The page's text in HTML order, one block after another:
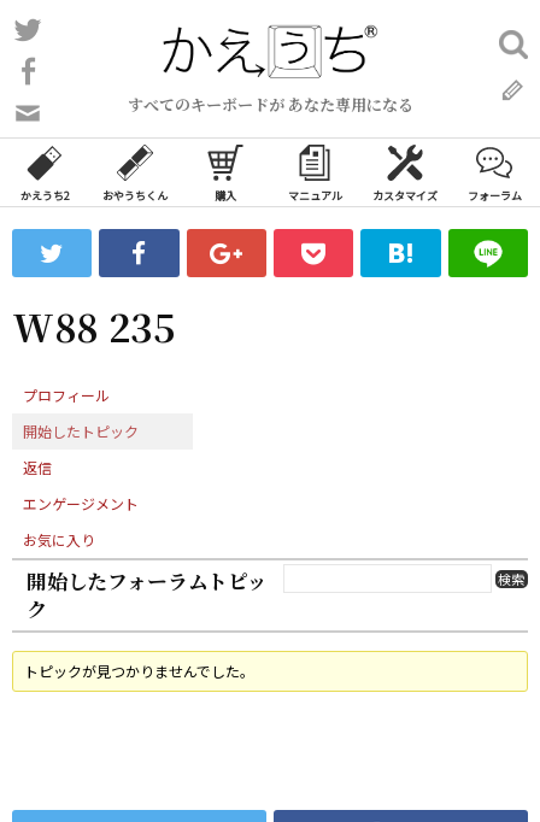
コ
ン
ン
ツ
ス
ッ
プ
すべてのキーボードが あなた専用になる
い
合
わ
フ
ォ
ム
検
索:
かえうち2 おやうちくん 購入 マニュアル カスタマイズ フォーラム
W88 235
プロフィール
開始したトピック
返信
エンゲージメント
お気に入り
開始したフォーラムトピッ
ク
トピックが見つかりませんでした。